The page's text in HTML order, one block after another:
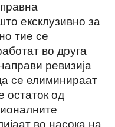
ексклузивно за
тие се
во друга
ревизија
се елиминираат
остаток од
во насока на